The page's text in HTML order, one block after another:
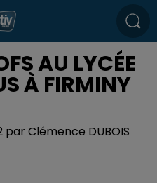
AU LYCÉE
À FIRMINY
par Clémence DUBOIS